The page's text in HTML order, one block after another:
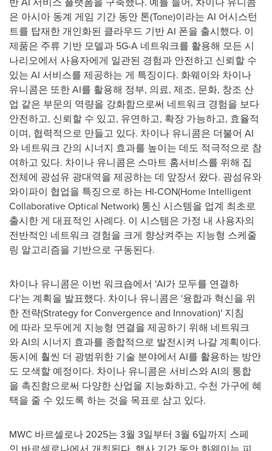
은 아시아 동계 게임 기간 동안 톤(Tone)이라는 AI 어시스턴
트를 탑재한 개인화된 클라우드 기반 AI 폰을 출시했다. 이
제품은 주류 기반 모델과 5G-A 네트워크를 활용해 모든 시
나리오에서 사용자에게 일관된 경험과 안전하고 신뢰할 수
있는 AI 서비스를 제공하는 게 특징이다. 화웨이와 차이나
유니콤은 또한 AI를 활용해 정부, 의료, 제조, 문화, 창조 산
업 같은 부문의 역량을 강화함으로써 네트워크 경험을 보다
안전하고, 신뢰할 수 있고, 유연하고, 확장 가능하고, 효율적
이며, 협력적으로 만들고 있다. 차이나 유니콤은 더불어 AI
와 네트워크 간의 시너지 효과를 높이는 데도 적극적으로 참
여하고 있다. 차이나 유니콤은 스마트 홈서비스를 위해 집
전체에 광섬유 광대역을 제공하는 데 앞장서 왔다. 광섬유와
와이파이 협업을 특징으로 하는 HI-CON(Home Intelligent
Collaborative Optical Network) 통신 시스템을 업계 최초로
출시한 게 대표적인 사례다. 이 시스템은 가정 내 사용자의
전반적인 네트워크 경험을 크게 향상켜주는 지능형 스케줄
링 알고리즘을 기반으로 구동된다.
차이나 유니콤은 이번 워크숍에서 'AI가 모두를 연결하
다'는 계획을 발표했다. 차이나 유니콤은 '융합과 혁신을 위
한 전략(Strategy for Convergence and Innovation)' 지침
에 따라 모두에게 지능형 연결을 제공하기 위해 네트워크
와 AI의 시너지 효과를 종합적으로 발전시켜 나갈 계획이다.
동시에 훨씬 더 광범위한 기술 분야에서 AI를 활용하는 방안
도 모색할 예정이다. 차이나 유니콤은 서비스와 AI의 통합
을 촉진함으로써 다양한 산업을 지능화하고, 수천 가구에 혜
택을 줄 수 있도록 하는 것을 목표로 삼고 있다.
MWC 바르셀로나 2025는 3월 3일부터 3월 6일까지 스페